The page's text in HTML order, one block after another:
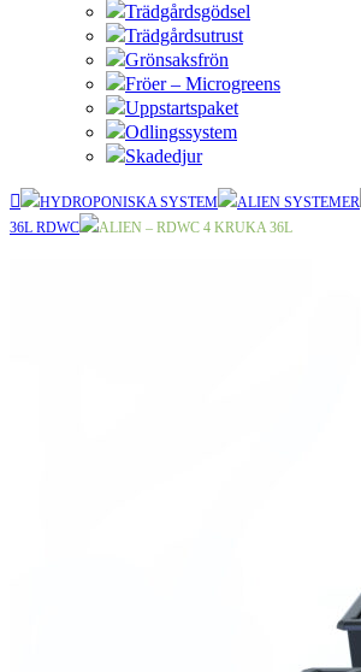
Trädgårdsgödsel
Trädgårdsutrust
Grönsaksfrön
Fröer – Microgreens
Uppstartspaket
Odlingssystem
Skadedjur
HYDROPONISKA SYSTEM ALIEN SYSTEMER
36L RDWC
ALIEN – RDWC 4 KRUKA 36L